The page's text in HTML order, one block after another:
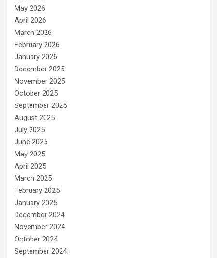
May 2026
April 2026
March 2026
February 2026
January 2026
December 2025
November 2025
October 2025
September 2025
August 2025
July 2025
June 2025
May 2025
April 2025
March 2025
February 2025
January 2025
December 2024
November 2024
October 2024
September 2024